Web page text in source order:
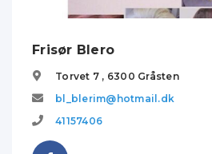
Frisør Blero
Torvet 7 , 6300 Gråsten
bl_blerim@hotmail.dk
41157406